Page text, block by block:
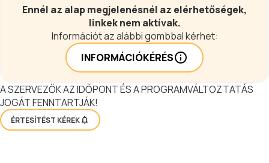
Ennél az alap megjelenésnél az elérhetőségek,
linkek nem aktívak.
Információt az alábbi gombbal kérhet:
INFORMÁCIÓKÉRÉS
A SZERVEZŐK AZ IDŐPONT ÉS A PROGRAMVÁLTOZTATÁS
JOGÁT FENNTARTJÁK!
ÉRTESÍTÉST KÉREK